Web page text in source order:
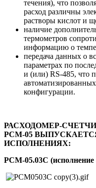
течения), что
расход различны
растворы кислот и
наличие
термометров
информацию о
передача данных о
параметрах по
и (или) RS-485, что
конфигурации.
РАСХОДОМЕР-
РСМ-05
ИСПОЛНЕНИЯХ:
РСМ-05.03C (исполнение